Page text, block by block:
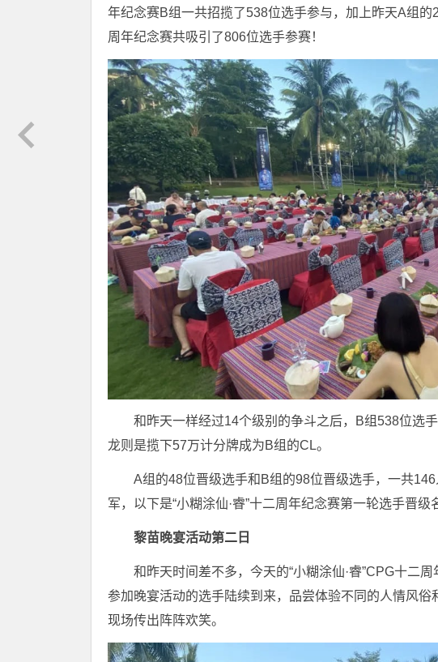
年纪念赛B组一共招揽了538位选手参与，加上昨天A组的
周年纪念赛共吸引了806位选手参赛！
和昨天一样经过14个级别的争斗之后，B组538位选
龙则是揽下57万计分牌成为B组的CL。
A组的48位晋级选手和B组的98位晋级选手，一共
军，以下是“小糊涂仙·睿”十二周年纪念赛第一轮选手晋级
黎苗晚宴活动第二日
和昨天时间差不多，今天的“小糊涂仙·睿”CPG十二
参加晚宴活动的选手陆续到来，品尝体验不同的人情风
现场传出阵阵欢笑。